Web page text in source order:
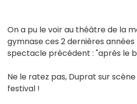
On a pu le voir au théâtre de la
gymnase ces 2 dernières
spectacle précédent : "après le
Ne le ratez pas, Duprat sur
festival !